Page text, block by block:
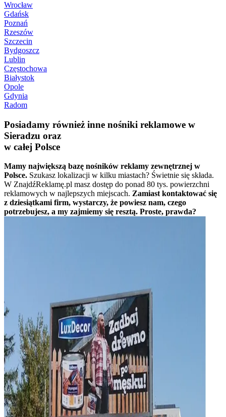
Wrocław
Gdańsk
Poznań
Rzeszów
Szczecin
Bydgoszcz
Lublin
Częstochowa
Białystok
Opole
Gdynia
Radom
Posiadamy również inne nośniki reklamowe w
Sieradzu oraz
w całej Polsce
Mamy największą bazę nośników reklamy zewnętrznej w
Polsce. Szukasz lokalizacji w kilku miastach? Świetnie się składa.
W ZnajdźReklamę.pl masz dostęp do ponad 80 tys. powierzchni
reklamowych w najlepszych miejscach. Zamiast kontaktować się
z dziesiątkami firm, wystarczy, że powiesz nam, czego
potrzebujesz, a my zajmiemy się resztą. Proste, prawda?